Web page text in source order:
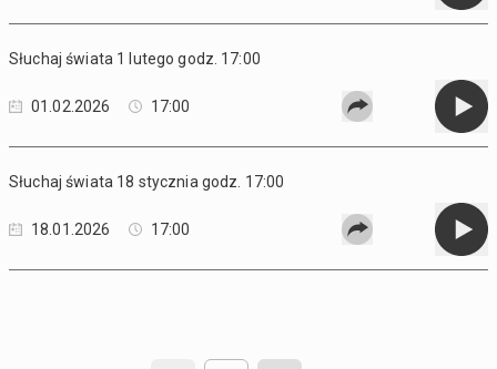
Słuchaj świata 1 lutego godz. 17:00
01.02.2026 17:00
Słuchaj świata 18 stycznia godz. 17:00
18.01.2026 17:00